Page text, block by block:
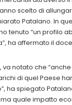
scelto di
Patalano. In
tenuto “un profilo
ha affermato il
notato che
di quel Paese
ha spiegato
quale impatto